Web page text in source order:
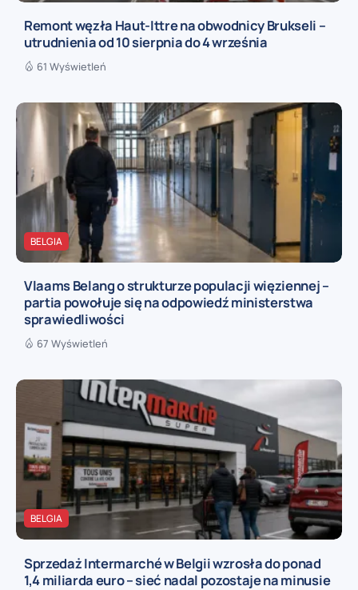
Remont węzła Haut-Ittre na obwodnicy Brukseli –
utrudnienia od 10 sierpnia do 4 września
61 Wyświetleń
BELGIA
Vlaams Belang o strukturze populacji więziennej –
partia powołuje się na odpowiedź ministerstwa
sprawiedliwości
67 Wyświetleń
BELGIA
Sprzedaż Intermarché w Belgii wzrosła do ponad
1,4 miliarda euro – sieć nadal pozostaje na minusie